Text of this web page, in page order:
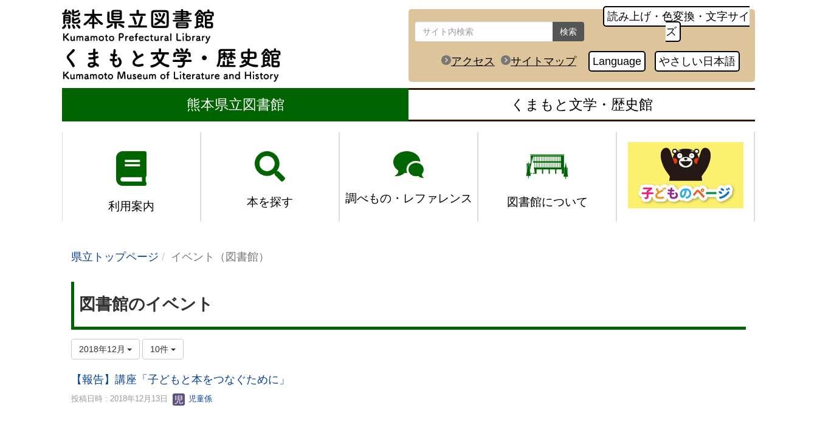
検索
読み上げ・色変換・文字サイ
ズ
アクセス サイトマップ Language やさしい日本語
熊本県立図書館 くまもと文学・歴史館
利用案内 本を探す 調べもの・レファレンス 図書館について
県立トップページ イベント（図書館）
図書館のイベント
2018年12月 10件
【報告】講座「子どもと本をつなぐために」
投稿日時 : 2018年12月13日 児童係